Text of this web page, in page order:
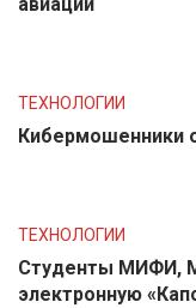
ТЕХНОЛОГИИ
Кибермошенники
ТЕХНОЛОГИИ
Студенты МИФИ,
электронную